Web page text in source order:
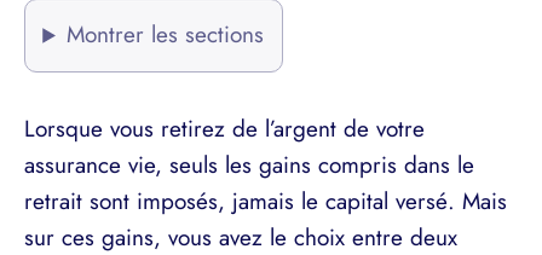
Montrer les sections
Lorsque vous retirez de l’argent de votre
assurance vie, seuls les gains compris dans le
retrait sont imposés, jamais le capital versé. Mais
sur ces gains, vous avez le choix entre deux